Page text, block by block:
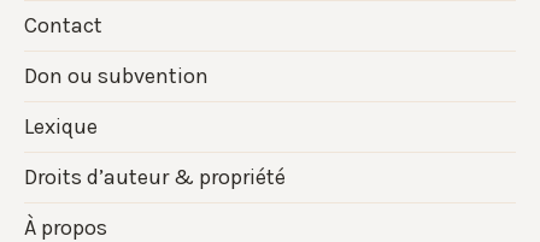
Contact
Don ou subvention
Lexique
Droits d’auteur & propriété
À propos